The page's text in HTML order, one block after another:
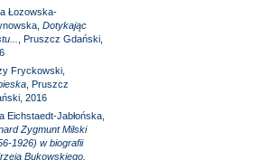
Łozowska-
Dotykając
, Pruszcz Gdański,
Fryckowski,
, Pruszcz
2016
Eichstaedt-Jabłońska,
Zygmunt Milski
1926) w biografii
Bukowskiego.